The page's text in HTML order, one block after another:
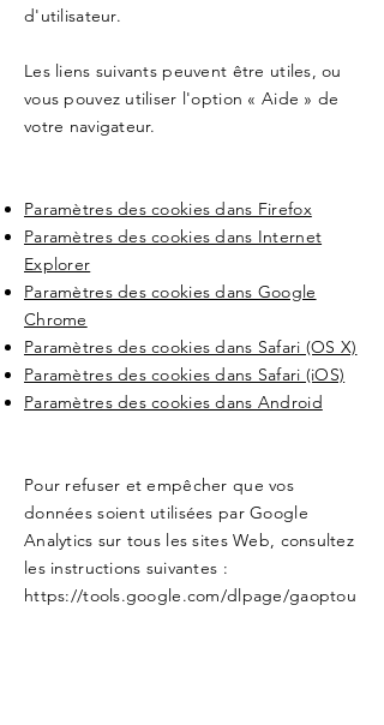
d'utilisateur.
Les liens suivants peuvent être utiles, ou
vous pouvez utiliser l'option « Aide » de
votre navigateur.
Paramètres des cookies dans Firefox
Paramètres des cookies dans Internet
Explorer
Paramètres des cookies dans Google
Chrome
Paramètres des cookies dans Safari (OS X)
Paramètres des cookies dans Safari (iOS)
Paramètres des cookies dans Android
Pour refuser et empêcher que vos
données soient utilisées par Google
Analytics sur tous les sites Web, consultez
les instructions suivantes :
https://tools.google.com/dlpage/gaoptou